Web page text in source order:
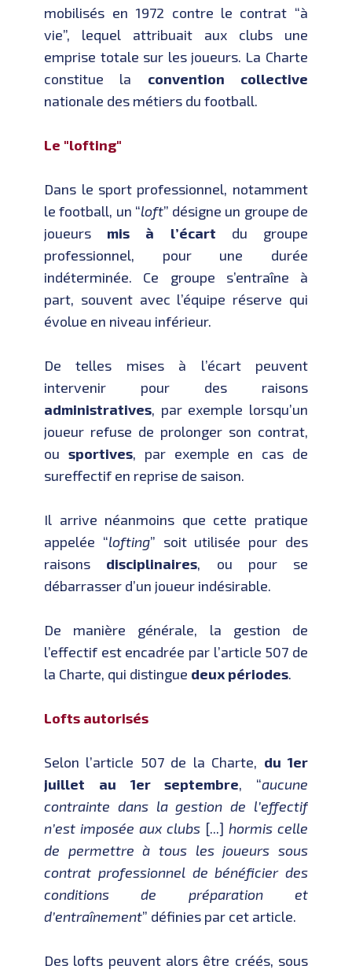
mobilisés en 1972 contre le contrat “à
vie”, lequel attribuait aux clubs une
emprise totale sur les joueurs. La Charte
constitue la convention collective
nationale des métiers du football.
Le "lofting"
Dans le sport professionnel, notamment
le football, un “loft” désigne un groupe de
joueurs mis à l’écart du groupe
professionnel, pour une durée
indéterminée. Ce groupe s’entraîne à
part, souvent avec l’équipe réserve qui
évolue en niveau inférieur.
De telles mises à l’écart peuvent
intervenir pour des raisons
administratives, par exemple lorsqu’un
joueur refuse de prolonger son contrat,
ou sportives, par exemple en cas de
sureffectif en reprise de saison.
Il arrive néanmoins que cette pratique
appelée “lofting” soit utilisée pour des
raisons disciplinaires, ou pour se
débarrasser d’un joueur indésirable.
De manière générale, la gestion de
l’effectif est encadrée par l’article 507 de
la Charte, qui distingue deux périodes.
Lofts autorisés
Selon l’article 507 de la Charte, du 1er
juillet au 1er septembre, “aucune
contrainte dans la gestion de l’effectif
n’est imposée aux clubs [...] hormis celle
de permettre à tous les joueurs sous
contrat professionnel de bénéficier des
conditions de préparation et
d’entraînement” définies par cet article.
Des lofts peuvent alors être créés, sous